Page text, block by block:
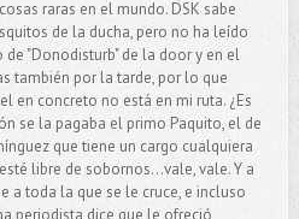
raras en el mundo. DSK sabe
de la ducha, pero no ha leído
"Donodisturb" de la door y en el
también por la tarde, por lo que
en concreto no está en mi ruta. ¿Es
se la pagaba el primo Paquito, el de
que tiene un cargo cualquiera
libre de sobornos...vale, vale. Y a
a toda la que se le cruce, e incluso